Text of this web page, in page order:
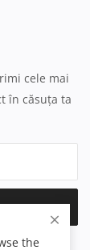
cele mai
în căsuța ta
the